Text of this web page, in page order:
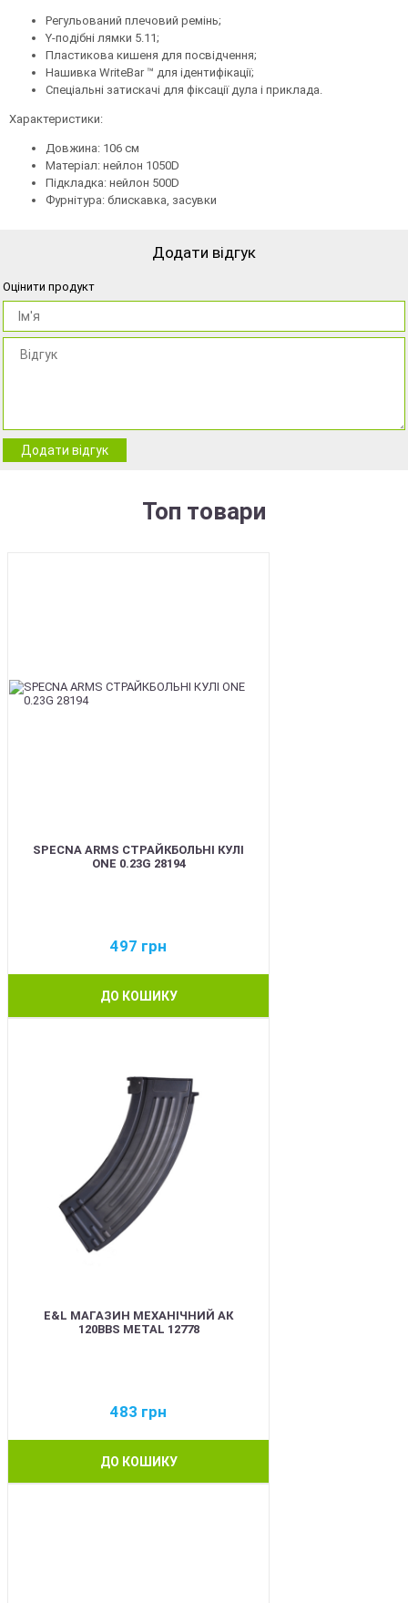
Регульований плечовий ремінь;
Y-подібні лямки 5.11;
Пластикова кишеня для посвідчення;
Нашивка WriteBar ™ для ідентифікації;
Спеціальні затискачі для фіксації дула і приклада.
Характеристики:
Довжина: 106 см
Матеріал: нейлон 1050D
Підкладка: нейлон 500D
Фурнітура: блискавка, засувки
Додати відгук
Оцінити продукт
Додати відгук
Топ товари
SPECNA ARMS СТРАЙКБОЛЬНІ КУЛІ
ONE 0.23G 28194
497 грн
ДО КОШИКУ
E&L МАГАЗИН МЕХАНІЧНИЙ АК
120BBS METAL 12778
483 грн
ДО КОШИКУ